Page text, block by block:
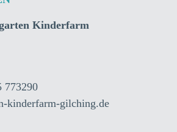
Kinderfarm
773290
kinderfarm-gilching.de